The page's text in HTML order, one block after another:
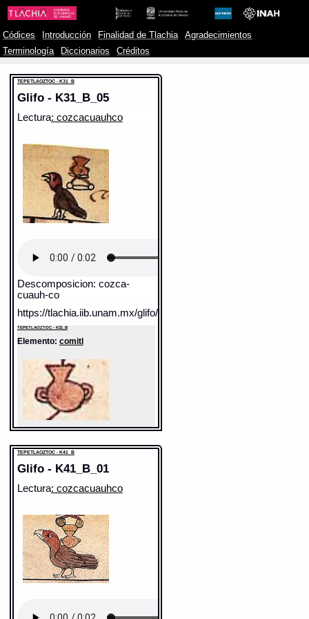
Códices Introducción Finalidad de Tlachia
Agradecimientos
Terminología
Diccionarios Créditos
TEPETLAOZTOC - K31_B
Glifo - K31_B_05
Lectura: cozcacuauhco
Descomposicion: cozca-
cuauh-co
https://tlachia.iib.unam.mx/glifo/K31_B_05
TEPETLAOZTOC - K31_B
Elemento: comitl
Valor fonético: co
comitl
Paleografía:comitl
Grafía normalizada:comitl
Tipo:r.n.
Traducción uno:olla
Traducción dos:olla
Diccionario:Arenas
TEPETLAOZTOC - K41_B
Glifo - K41_B_01
Lectura: cozcacuauhco